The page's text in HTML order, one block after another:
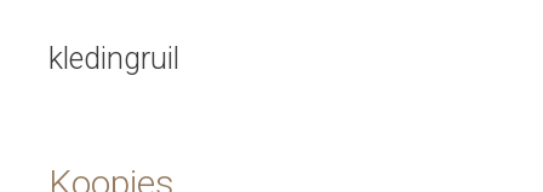
kledingruil
Koopjes